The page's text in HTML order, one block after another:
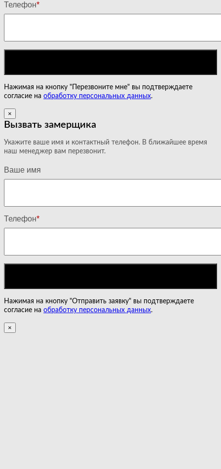
Телефон*
Нажимая на кнопку "Перезвоните мне" вы подтверждаете
согласие на обработку персональных данных.
×
Вызвать замерщика
Укажите ваше имя и контактный телефон. В ближайшее время
наш менеджер вам перезвонит.
Ваше имя
Телефон*
Нажимая на кнопку "Отправить заявку" вы подтверждаете
согласие на обработку персональных данных.
×